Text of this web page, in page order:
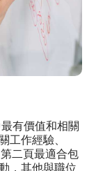
有價值和相關
工作經驗、
二頁最適合包
，其他與職位